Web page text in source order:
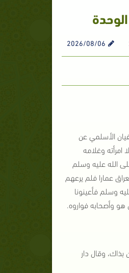
2026/08/06
الأسلمي عن
وغلامه
الله عليه وسلم
عمارا فلم يرعهم
وسلم فأعينونا
وأصحابه فواروه.
وقال دار